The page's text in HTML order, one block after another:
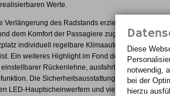
Werte.
Verlängerung des Radstands erzielte Raumgewinn
dem Komfort der Passagiere zugute. Der von
individuell regelbare Klimaautomatik, die im
Ein weiteres Highlight im Fond des Lexus
einstellbarer Rückenlehne, ausfahrbaren Bein- und
Die Sicherheitsausstattung inklusive
LED-Hauptscheinwerfern und vielem mehr
Diese
notwendig,
bei der
hierzu